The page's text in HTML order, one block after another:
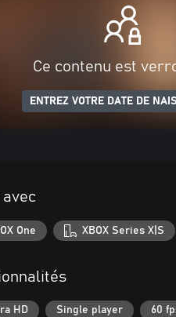
Ce contenu est
ENTREZ VOTRE DATE DE
One XBOX Series X|S
HD Single player 60